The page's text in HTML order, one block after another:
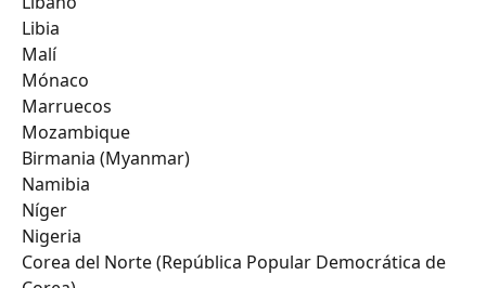
Libia
Malí
Mónaco
Marruecos
Mozambique
Birmania (Myanmar)
Namibia
Níger
Nigeria
Corea del Norte (República Popular Democrática de